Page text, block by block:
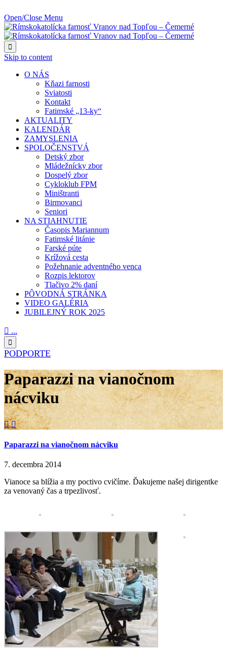
Open/Close Menu

Skip to content
O NÁS
Kňazi farnosti
Sviatosti
Kontakt
Fatimské „13-ky“
AKTUALITY
KALENDÁR
ZAMYSLENIA
SPOLOČENSTVÁ
Detský zbor
Mládežnícky zbor
Dospelý zbor
Cykloklub FPM
Miništranti
Birmovanci
Seniori
NA STIAHNUTIE
Časopis Mariannum
Fatimské litánie
Farské púte
Krížová cesta
Požehnanie adventného venca
Rozpis lektorov
Tlačivo 2% daní
PÔVODNÁ STRÁNKA
VIDEO GALÉRIA
JUBILEJNÝ ROK 2025
 ...

PODPORTE
Paparazzi na vianočnom
nácviku
 
Paparazzi na vianočnom nácviku
7. decembra 2014
Vianoce sa blížia a my poctivo cvičíme. Ďakujeme našej dirigentke
za venovaný čas a trpezlivosť.